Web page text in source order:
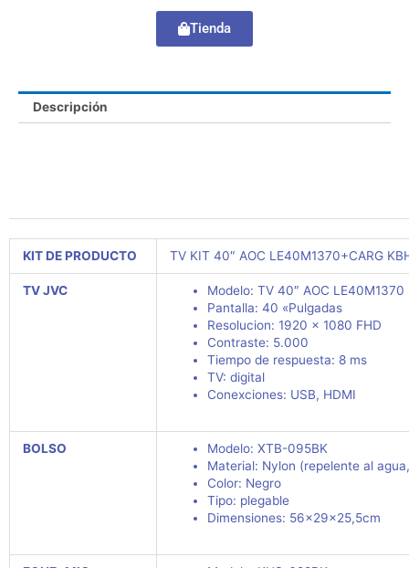
Tienda
Descripción
KIT DE PRODUCTO TV KIT 40″ AOC LE40M1370+CARG
TV JVC
Modelo: TV 40″ AOC LE40M1370
Pantalla: 40 «Pulgadas
Resolucion: 1920 x 1080 FHD
Contraste: 5.000
Tiempo de respuesta: 8 ms
TV: digital
Conexciones: USB, HDMI
BOLSO Modelo: XTB-095BK
Material: Nylon (repelente al
Color: Negro
Tipo: plegable
Dimensiones: 56x29x25,5cm